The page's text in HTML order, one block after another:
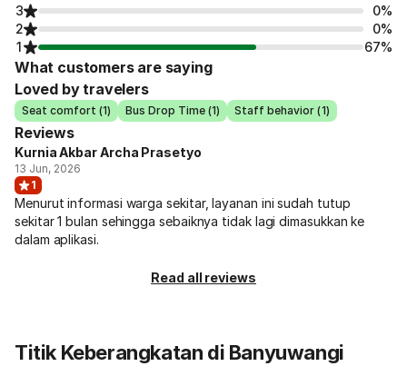
3
0%
2
0%
1
67%
What customers are saying
Loved by travelers
Seat comfort (1) Bus Drop Time (1) Staff behavior (1)
Reviews
Kurnia Akbar Archa Prasetyo
13 Jun, 2026
1
Menurut informasi warga sekitar, layanan ini sudah tutup
sekitar 1 bulan sehingga sebaiknya tidak lagi dimasukkan ke
dalam aplikasi.
Read all reviews
Titik Keberangkatan di Banyuwangi